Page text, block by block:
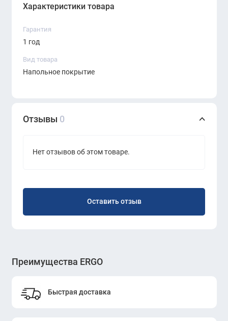
Характеристики товара
Гарантия
1 год
Вид товара
Напольное покрытие
Отзывы 0
Нет отзывов об этом товаре.
Оставить отзыв
Преимущества ERGO
Быстрая доставка